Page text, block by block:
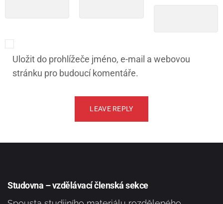
Uložit do prohlížeče jméno, e-mail a webovou
stránku pro budoucí komentáře.
Studovna – vzdělávací členská sekce